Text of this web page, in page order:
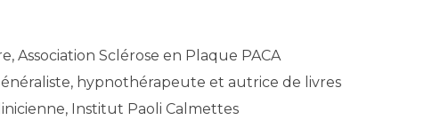
Association Sclérose en Plaque PACA
hypnothérapeute et autrice de livres
Institut Paoli Calmettes